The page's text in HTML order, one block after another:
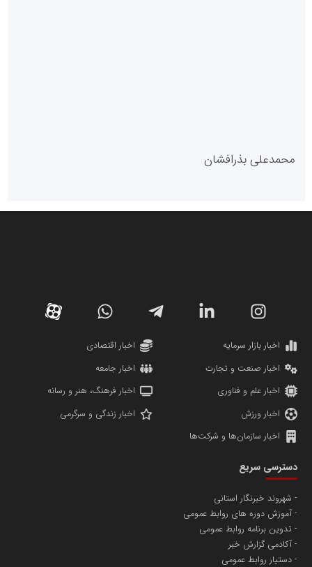
پایگاه خبری گفتمان یزد
دانشگاه سئوی ایران
پایگاه اطلاع رسانی اعتلای نهادهای مردمی
تامین آهن اسفنجی تولیدکنندگان فولاد در کشور
محمدعلی بذرافشان
مریم حاج نوروز نظری
مسعودصادقی
اخبار بازار سرمایه
اخبار اقتصادی
اخبار صنعت و تجارت
اخبار جامعه
اخبار علم و فناوری
اخبار فرهنگ، هنر و رسانه
اخبار ورزش
اخبار زندگی و سرگرمی
اخبار سازمان‌ها و شرکت‌ها
دسترسی سریع
شهروند خبرنگار استانی
آموزش دوره های روابط عمومی
تدوین برنامه روابط عمومی
آکادمی گزارش خبر
دستیار روابط عمومی